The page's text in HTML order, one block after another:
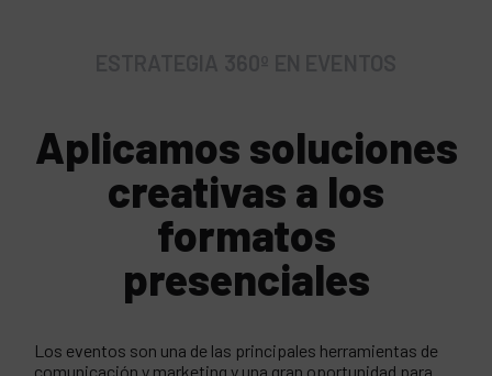
Aplicamos soluciones
creativas a los
formatos
presenciales
Los eventos son una de las principales herramientas de
comunicación y marketing y una gran oportunidad para